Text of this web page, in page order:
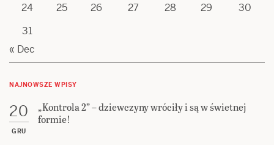
24
25 26 27 28 29
30
31
« Dec
NAJNOWSZE WPISY
20
GRU
„Kontrola 2” – dziewczyny wróciły i są w świetnej
formie!